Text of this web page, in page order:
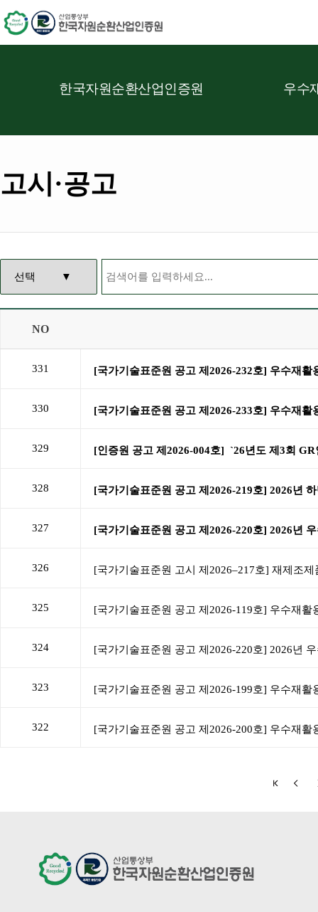
한국자원순환산업인증원 우수
고시·공고
NO
331
330
329
328
327
326
325
324
323
322